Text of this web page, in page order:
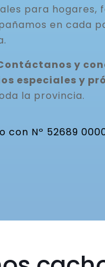
para hogares,
en cada
y
especiales y
la provincia.
Nº 52689